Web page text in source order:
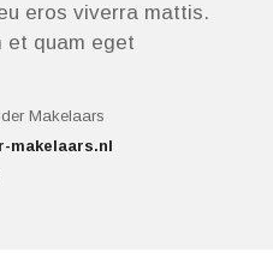
eros viverra mattis.
et quam eget
Makelaars
makelaars.nl